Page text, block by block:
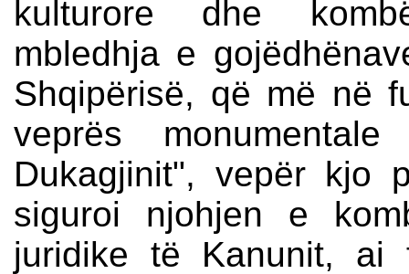
kulturore dhe
mbledhja e
Shqipërisë, që më në
veprës
Dukagjinit", vepër kjo
siguroi njohjen e
juridike të Kanunit, ai